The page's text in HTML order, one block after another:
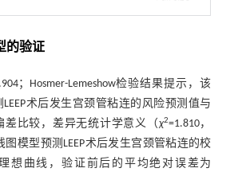
的验证
；Hosmer-Lemeshow检验结果提示，该
术后发生宫颈管粘连的风险预测值与
差比较，差异无统计学意义（ χ2=1.810，
图模型预测LEEP术后发生宫颈管粘连的校
想曲线，验证前后的平均绝对误差为